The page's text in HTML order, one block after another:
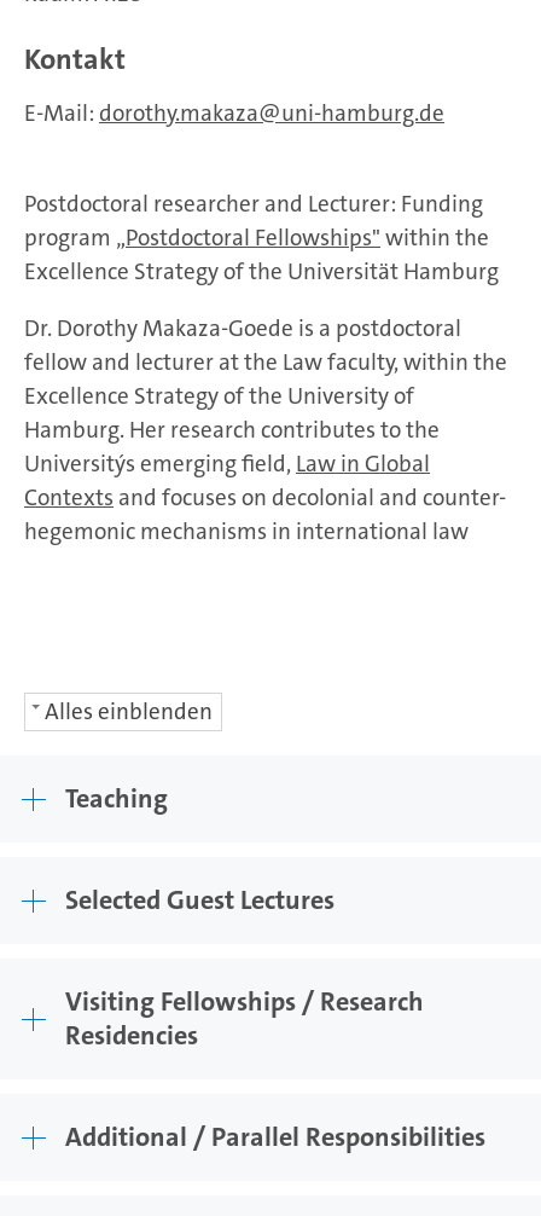
Kontakt
E-Mail: dorothy.makaza uni-hamburg.de
Postdoctoral researcher and Lecturer: Funding
program „Postdoctoral Fellowships" within the
Excellence Strategy of the Universität Hamburg
Dr. Dorothy Makaza-Goede is a postdoctoral
fellow and lecturer at the Law faculty, within the
Excellence Strategy of the University of
Hamburg. Her research contributes to the
University´s emerging field, Law in Global
Contexts and focuses on decolonial and counter-
hegemonic mechanisms in international law
Alles einblenden
Teaching
Selected Guest Lectures
Visiting Fellowships / Research
Residencies
Additional / Parallel Responsibilities